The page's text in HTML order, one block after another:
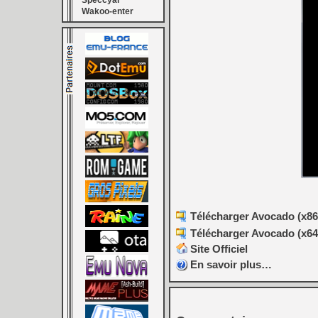
Wakoo-enter
Télécharger Avocado
Télécharger Avocado
Site Officiel
En savoir plus…